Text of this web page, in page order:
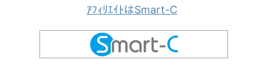
ｱﾌｨﾘｴｲﾄはSmart-C